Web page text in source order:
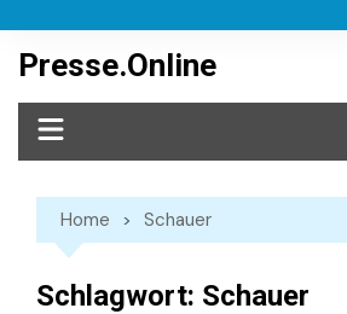
content
Presse.Online
Home Schauer
Schlagwort: Schauer